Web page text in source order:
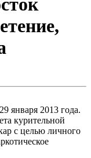
января 2013 года.
курительной
с целью личного